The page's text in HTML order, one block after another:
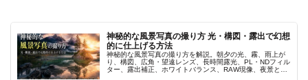
神秘的な風景写真の撮り方 光・構図・露出で幻想
的に仕上げる方法
神秘的な風景写真の撮り方を解説。朝夕の光、霧、雨上が
り、構図、広角・望遠レンズ、長時間露光、PL・NDフィル
ター、露出補正、ホワイトバランス、RAW現像、夜景と星